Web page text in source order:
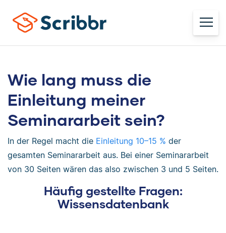
Wie lang muss die
Einleitung meiner
Seminararbeit sein?
In der Regel macht die Einleitung 10–15 % der
gesamten Seminararbeit aus. Bei einer Seminararbeit
von 30 Seiten wären das also zwischen 3 und 5 Seiten.
Häufig gestellte Fragen:
Wissensdatenbank